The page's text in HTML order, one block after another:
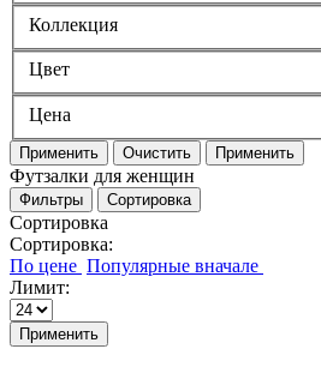
Коллекция
Цвет
Цена
Применить Очистить Применить
Футзалки для женщин
Фильтры Сортировка
Сортировка
Сортировка:
Лимит:
Применить